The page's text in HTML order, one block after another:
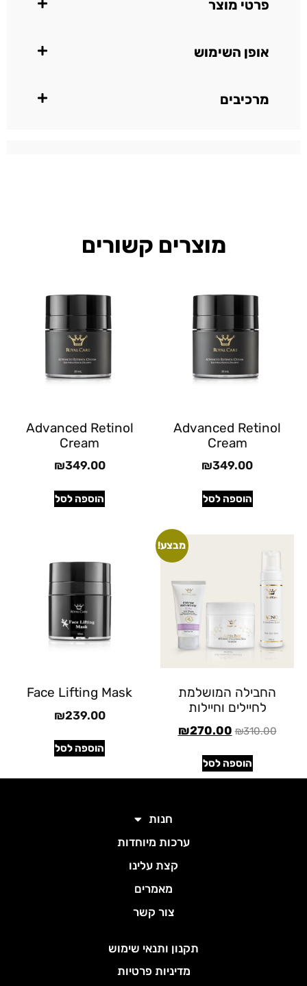
פרטי מוצר
אופן השימוש
מרכיבים
מוצרים קשורים
Advanced Retinol
Cream
₪349.00
הוספה לסל
Advanced Retinol
Cream
₪349.00
הוספה לסל
מבצע!
החבילה המושלמת
לחיילים וחיילות
₪310.00
₪270.00
הוספה לסל
Face Lifting Mask
₪239.00
הוספה לסל
חנות
ערכות מיוחדות
קצת עלינו
מאמרים
צור קשר
תקנון ותנאי שימוש
מדיניות פרטיות